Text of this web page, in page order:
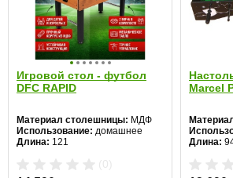
Игровой стол - футбол
DFC RAPID
Материал столешницы: МДФ
Использование: домашнее
Длина: 121
Marcel
Длина: